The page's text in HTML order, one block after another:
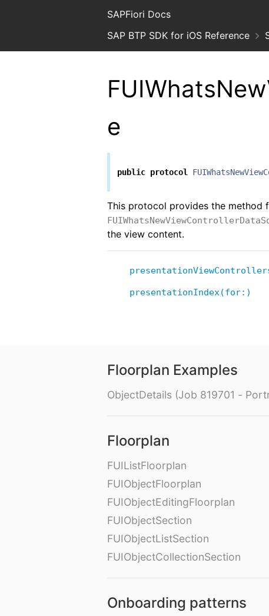
SAPFiori Docs
SAP BTP SDK for iOS Reference
e
public protocol
This protocol provides the method
the view content.
presentationIndex(for:)
Floorplan Examples
ObjectDetails (Job 819701 -
Floorplan
FUIListFloorplan
FUIObjectFloorplan
FUIObjectEditingFloorplan
FUIObjectSection
FUIObjectListSection
FUIObjectCollectionSection
Onboarding patterns